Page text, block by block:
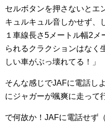
セルボタンを押さないとエ
キュルキュル音しかせず、
１車線長さ5メートル幅2
られるクラクションはなく
しい車がぶっ壊れてる！」
そんな感じでJAFに電話し
にジャガーが颯爽に走って
で何故か！JAFに電話せず